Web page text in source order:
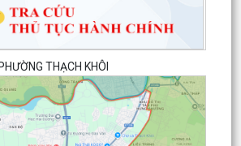
THẠCH KHÔI
Về việc thu hồi đất để GPMB thực
án: Mở rộng đường Lý Thái Tông kéo dài
Về việc thu hồi đất để GPMB thực
án: Mở rộng đường Lý Thái Tông kéo dài